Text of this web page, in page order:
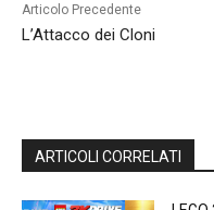
Articolo Precedente
L’Attacco dei Cloni
ARTICOLI CORRELATI